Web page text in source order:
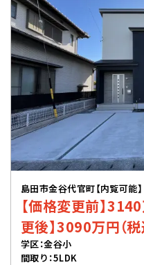
島田市金谷代官町【内覧可能】
【価格変更前】
更後】3090万円（税
学区：金谷小
間取り：5LDK